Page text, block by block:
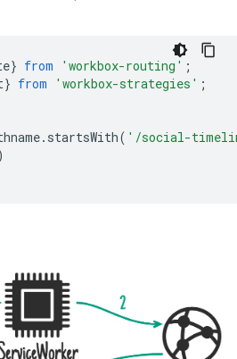
} from 'workbox-routing' ;
} from 'workbox-strategies' ;
. startsWith( '/social-